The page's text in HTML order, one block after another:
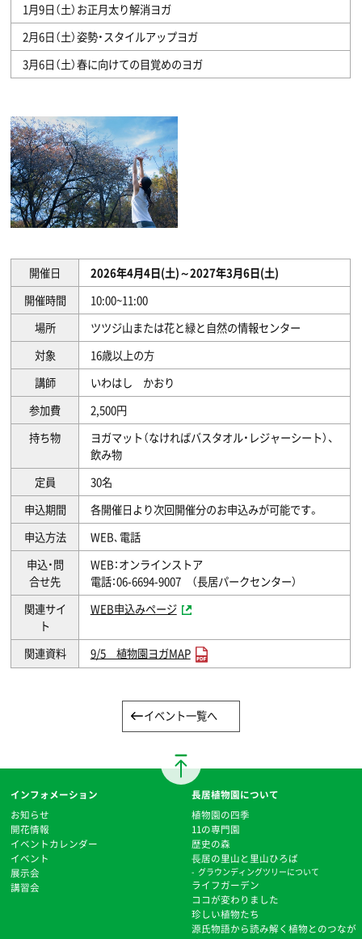
1月9日（土）お正月太り解消ヨガ
2月6日（土）姿勢・スタイルアップヨガ
3月6日（土）春に向けての目覚めのヨガ
開催日
2026年4月4日(土)～2027年3月6日(土)
開催時間
10:00~11:00
場所
ツツジ山または花と緑と自然の情報センター
対象
16歳以上の方
講師
いわはし かおり
参加費
2,500円
持ち物
ヨガマット（なければバスタオル・レジャーシート）、
飲み物
定員
30名
申込期間
各開催日より次回開催分のお申込みが可能です。
申込方法
WEB､電話
申込・問
合せ先
WEB：オンラインストア
電話：06-6694-9007 （長居パークセンター）
関連サイ
ト
WEB申込みページ
関連資料 9/5 植物園ヨガMAP
イベント一覧へ
インフォメーション
お知らせ
開花情報
イベントカレンダー
イベント
展示会
講習会
長居植物園について
植物園の四季
11の専門園
歴史の森
⻑居の里山と里山ひろば
グラウンディングツリーについて
ライフガーデン
ココが変わりました
珍しい植物たち
源氏物語から読み解く植物とのつなが